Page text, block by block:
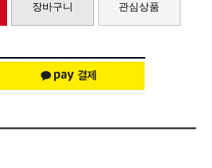
장바구니 관심상품